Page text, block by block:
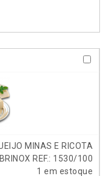
MINAS E RICOTA
REF.: 1530/100
1 em estoque